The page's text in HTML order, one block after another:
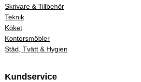
Skrivare & Tillbehör
Teknik
Köket
Kontorsmöbler
Städ, Tvätt & Hygien
Kundservice